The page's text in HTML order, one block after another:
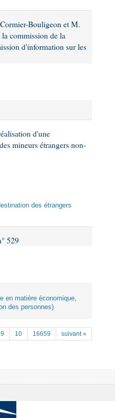
Bouligeon et M.
commission de la
d'information sur les
d'une
mineurs étrangers non-
des étrangers
529
en matière économique,
des personnes)
9 10 16659 suivant »